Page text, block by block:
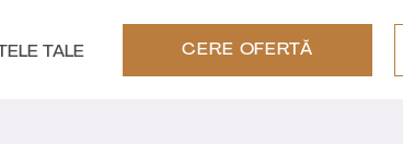
TALE CERE OFERTĂ